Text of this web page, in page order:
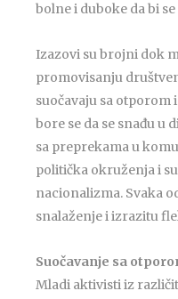
bolne i duboke da bi
Izazovi su brojni dok
promovisanju
suočavaju sa otporom
bore se da se snađu u
sa preprekama u
politička okruženja i
nacionalizma. Svaka
snalaženje i izrazitu
Suočavanje sa
Mladi aktivisti iz